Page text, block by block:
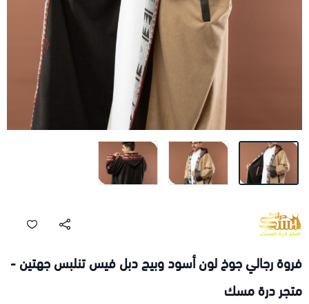
فروة رجالي جوخ لون أسود وبيج دبل فيس تنلبس جهتين -
متجر درة مسك